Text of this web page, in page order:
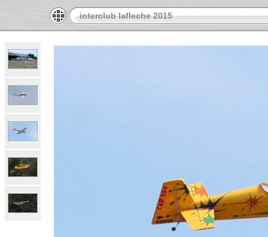
interclub lafleche 2015